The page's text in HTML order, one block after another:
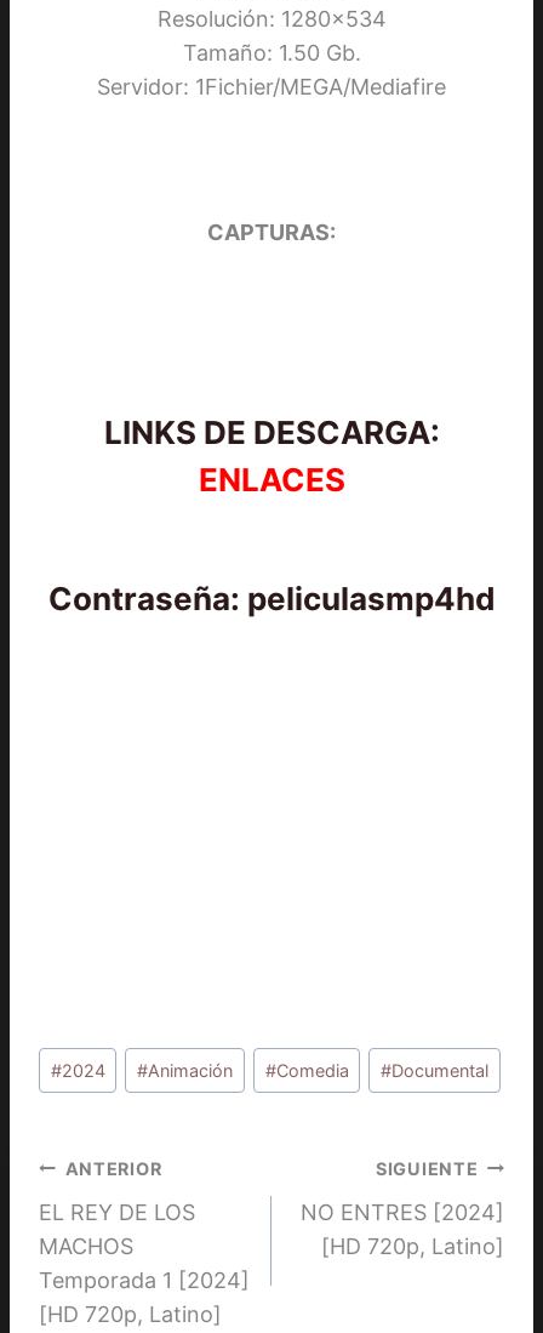
Resolución: 1280×534
Tamaño: 1.50 Gb.
Servidor: 1Fichier/MEGA/Mediafire
CAPTURAS:
LINKS DE DESCARGA:
ENLACES
Contraseña: peliculasmp4hd
Etiquetas
de
entrada:
#2024 #Animación #Comedia #Documental
Navegación
de
entradas
ANTERIOR
EL REY DE LOS
MACHOS
Temporada 1 [2024]
[HD 720p, Latino]
SIGUIENTE
NO ENTRES [2024]
[HD 720p, Latino]